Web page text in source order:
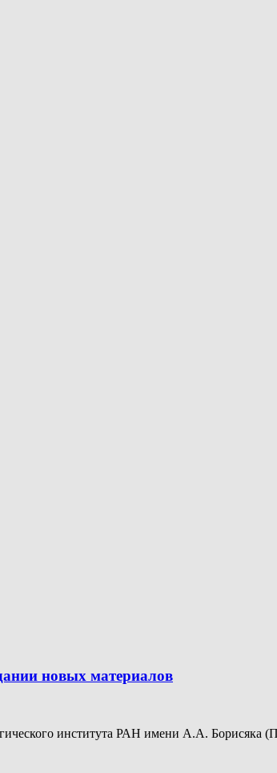
новых материалов
института РАН имени А.А. Борисяка